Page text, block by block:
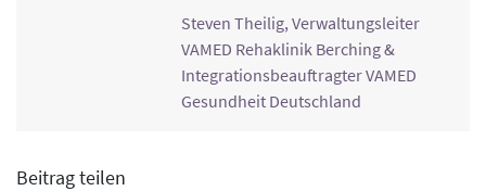
Steven Theilig, Verwaltungsleiter
VAMED Rehaklinik Berching &
Integrationsbeauftragter VAMED
Gesundheit Deutschland
Beitrag teilen